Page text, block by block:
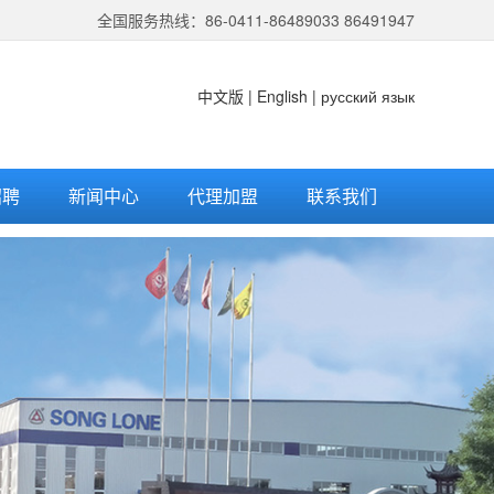
全国服务热线：86-0411-86489033 86491947
中文版 | English | русский язык
新闻中心 代理加盟 联系我们